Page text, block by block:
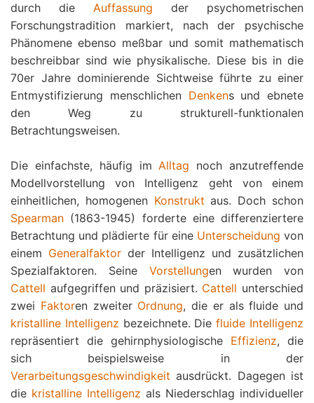
durch die Auffassung der psychometrischen
Forschungstradition markiert, nach der psychische
Phänomene ebenso meßbar und somit mathematisch
beschreibbar sind wie physikalische. Diese bis in die
70er Jahre dominierende Sichtweise führte zu einer
Entmystifizierung menschlichen Denkens und ebnete
den Weg zu strukturell-funktionalen
Betrachtungsweisen.
Die einfachste, häufig imAlltag noch anzutreffende
Modellvorstellung von Intelligenz geht von einem
einheitlichen, homogenen Konstrukt aus. Doch schon
Spearman (1863-1945) forderte eine differenziertere
Betrachtung und plädierte für eine Unterscheidung von
einem Generalfaktor der Intelligenz und zusätzlichen
Spezialfaktoren. Seine Vorstellungen wurden von
Cattell aufgegriffen und präzisiert. Cattell unterschied
zwei Faktoren zweiter Ordnung, die er als fluide und
kristalline Intelligenz bezeichnete. Diefluide Intelligenz
repräsentiert die gehirnphysiologische Effizienz, die
sich beispielsweise in der
Verarbeitungsgeschwindigkeit ausdrückt. Dagegen ist
die kristalline Intelligenz als Niederschlag individueller